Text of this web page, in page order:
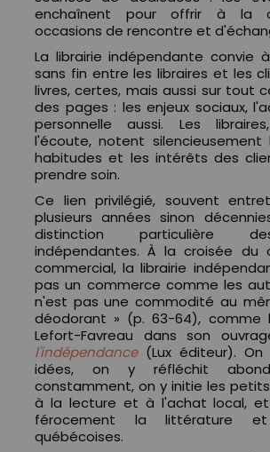
enchaînent pour offrir à la
occasions de rencontre et
La librairie indépendante convie
sans fin entre les libraires et les
livres, certes, mais aussi sur tout
des pages : les enjeux sociaux,
personnelle aussi. Les
l'écoute, notent silencieusement
habitudes et les intérêts des
prendre soin.
Ce lien privilégié, souvent
plusieurs années sinon
distinction particulière
indépendantes. À la croisée du
commercial, la librairie
pas un commerce comme les
n'est pas une commodité au
déodorant » (p. 63-64), comme
Lefort-Favreau dans son
l'indépendance(Lux éditeur). On
idées, on y réfléchit
constamment, on y initie les
à la lecture et à l'achat local,
férocement la littérature
québécoises.